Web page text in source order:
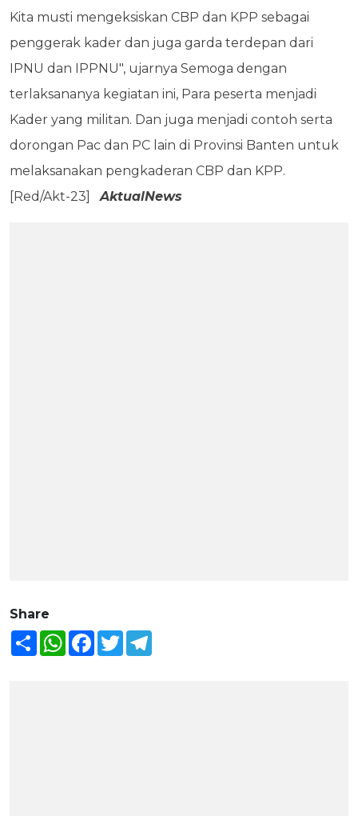
Kita musti mengeksiskan CBP dan KPP sebagai
penggerak kader dan juga garda terdepan dari
IPNU dan IPPNU", ujarnya Semoga dengan
terlaksananya kegiatan ini, Para peserta menjadi
Kader yang militan. Dan juga menjadi contoh serta
dorongan Pac dan PC lain di Provinsi Banten untuk
melaksanakan pengkaderan CBP dan KPP.
[Red/Akt-23]AktualNews
Share
Share WhatsAppFacebook
Twitter